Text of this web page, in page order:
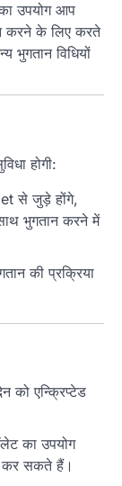
उपयोग आप
करने के लिए करते
भुगतान विधियों
होगी:
से जुड़े होंगे,
भुगतान करने में
की प्रक्रिया
एन्क्रिप्टेड
का उपयोग
कर सकते हैं।